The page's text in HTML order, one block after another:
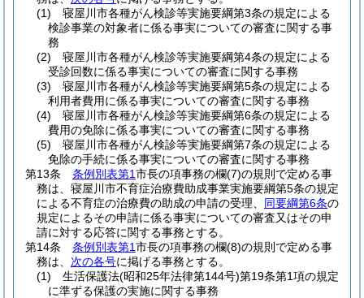
(1)
寝屋川市各種がん検診等実施要綱第3条の規定による
検診事業の対象者に係る事実についての審査に関する事
務
(2)
寝屋川市各種がん検診等実施要綱第4条の規定による
受診回数に係る事実についての審査に関する事務
(3)
寝屋川市各種がん検診等実施要綱第5条の規定による
利用者費用に係る事実についての審査に関する事務
(4)
寝屋川市各種がん検診等実施要綱第6条の規定による
費用の免除に係る事実についての審査に関する事務
(5)
寝屋川市各種がん検診等実施要綱第7条の規定による
免除の手続に係る事実についての審査に関する事務
第13条
条例別表第1市長の項事務の欄(7)の規則で定める事
務は、寝屋川市不育症治療費助成事業実施要綱第5条の規定
による不育症の治療費の助成の申請の受理、 同要綱第6条の
規定によるその申請に係る事実についての審査又はその申
請に対する応答に関する事務とする。
第14条
条例別表第1市長の項事務の欄(8)の規則で定める事
務は、 次の各号に掲げる事務とする。
(1)
生活保護法(昭和25年法律第144号)第19条第1項の規定
に準ずる保護の実施に関する事務